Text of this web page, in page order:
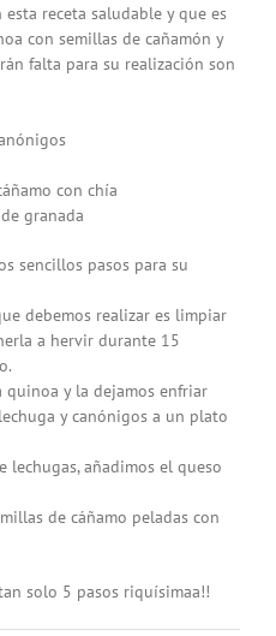
receta saludable y que es
con semillas de cañamón y
falta para su realización son
con chía
granada
sencillos pasos para su
debemos realizar es limpiar
a hervir durante 15
quinoa y la dejamos enfriar
y canónigos a un plato
lechugas, añadimos el queso
de cáñamo peladas con
solo 5 pasos riquísimaa!!